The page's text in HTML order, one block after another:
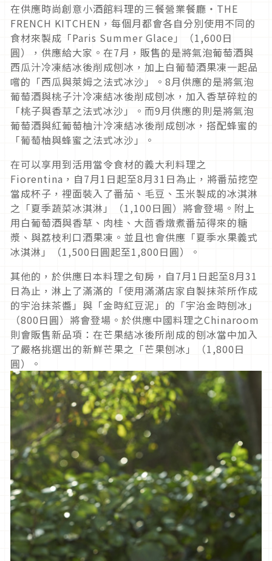
在供應時尚創意小酒館料理的三餐營業餐廳・THE
FRENCH KITCHEN，每個月都會各自分別使用不同的
食材來製成「Paris Summer Glace」（1,600日
圓），供應給大家。在7月，販售的是將氣泡葡萄酒與
西瓜汁冷凍結冰後削成刨冰，加上白葡萄酒果凍一起品
嚐的「西瓜與萊姆之法式冰沙」。8月供應的是將氣泡
葡萄酒與桃子汁冷凍結冰後削成刨冰，加入香草碎粒的
「桃子與香草之法式冰沙」。而9月供應的則是將氣泡
葡萄酒與紅葡萄柚汁冷凍結冰後削成刨冰，搭配蜂蜜的
「葡萄柚與蜂蜜之法式冰沙」。
在可以享用到活用當令食材的義大利料理之
Fiorentina，自7月1日起至8月31日為止，將番茄挖空
當成杯子，裡面裝入了番茄、毛豆、玉米製成的冰淇淋
之「夏季蔬菜冰淇淋」（1,100日圓）將會登場。附上
用白葡萄酒與香草、肉桂、大茴香燉煮番茄得來的糖
漿、與荔枝利口酒果凍。並且也會供應「夏季水果義式
冰淇淋」（1,500日圓起至1,800日圓）。
其他的，於供應日本料理之旬房，自7月1日起至8月31
日為止，淋上了滿滿的「使用滿滿店家自製抹茶所作成
的宇治抹茶醬」與「金時紅豆泥」的「宇治金時刨冰」
（800日圓）將會登場。於供應中國料理之Chinaroom
則會販售新品項：在芒果結冰後所削成的刨冰當中加入
了嚴格挑選出的新鮮芒果之「芒果刨冰」（1,800日
圓）。